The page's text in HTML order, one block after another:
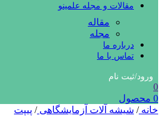
مقالات و مجله علمینو
مقاله
مجله
درباره ما
تماس با ما
ورود/ثبت نام
0
0 محصول
خانه/ شیشه آلات آزمایشگاهی/ پیپت